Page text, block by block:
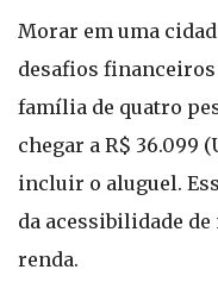
Morar em uma
desafios
família de quatro
chegar a R$ 36.099
incluir o aluguel.
da acessibilidade de
renda.